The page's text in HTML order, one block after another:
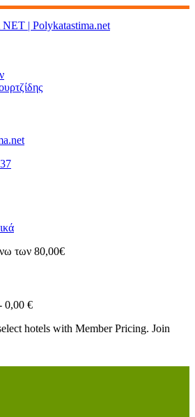
των 80,00€
0,00 €
hotels with Member Pricing. Join